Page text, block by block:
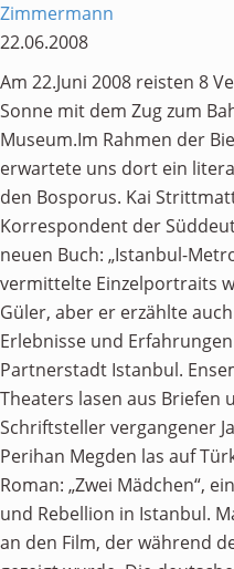
Zimmermann
22.06.2008
Am 22.Juni 2008 reisten 8
Sonne mit dem Zug zum
Museum.Im Rahmen der
erwartete uns dort ein
den Bosporus. Kai
Korrespondent der
neuen Buch: „Istanbul-
vermittelte Einzelportraits
Güler, aber er erzählte
Erlebnisse und
Partnerstadt Istanbul.
Theaters lasen aus
Schriftsteller vergangener
Perihan Megden las auf
Roman: „Zwei Mädchen“,
und Rebellion in Istanbul.
an den Film, der während